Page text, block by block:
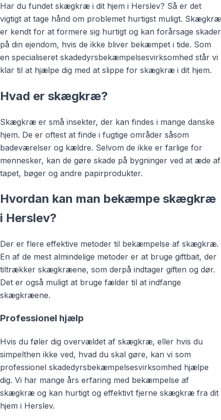
Har du fundet skægkræ i dit hjem i Herslev? Så er det
vigtigt at tage hånd om problemet hurtigst muligt. Skægkræ
er kendt for at formere sig hurtigt og kan forårsage skader
på din ejendom, hvis de ikke bliver bekæmpet i tide. Som
en specialiseret skadedyrsbekæmpelsesvirksomhed står vi
klar til at hjælpe dig med at slippe for skægkræ i dit hjem.
Hvad er skægkræ?
Skægkræ er små insekter, der kan findes i mange danske
hjem. De er oftest at finde i fugtige områder såsom
badeværelser og kældre. Selvom de ikke er farlige for
mennesker, kan de gøre skade på bygninger ved at æde af
tapet, bøger og andre papirprodukter.
Hvordan kan man bekæmpe skægkræ
i Herslev?
Der er flere effektive metoder til bekæmpelse af skægkræ.
En af de mest almindelige metoder er at bruge giftbait, der
tiltrækker skægkræene, som derpå indtager giften og dør.
Det er også muligt at bruge fælder til at indfange
skægkræene.
Professionel hjælp
Hvis du føler dig overvældet af skægkræ, eller hvis du
simpelthen ikke ved, hvad du skal gøre, kan vi som
professionel skadedyrsbekæmpelsesvirksomhed hjælpe
dig. Vi har mange års erfaring med bekæmpelse af
skægkræ og kan hurtigt og effektivt fjerne skægkræ fra dit
hjem i Herslev.